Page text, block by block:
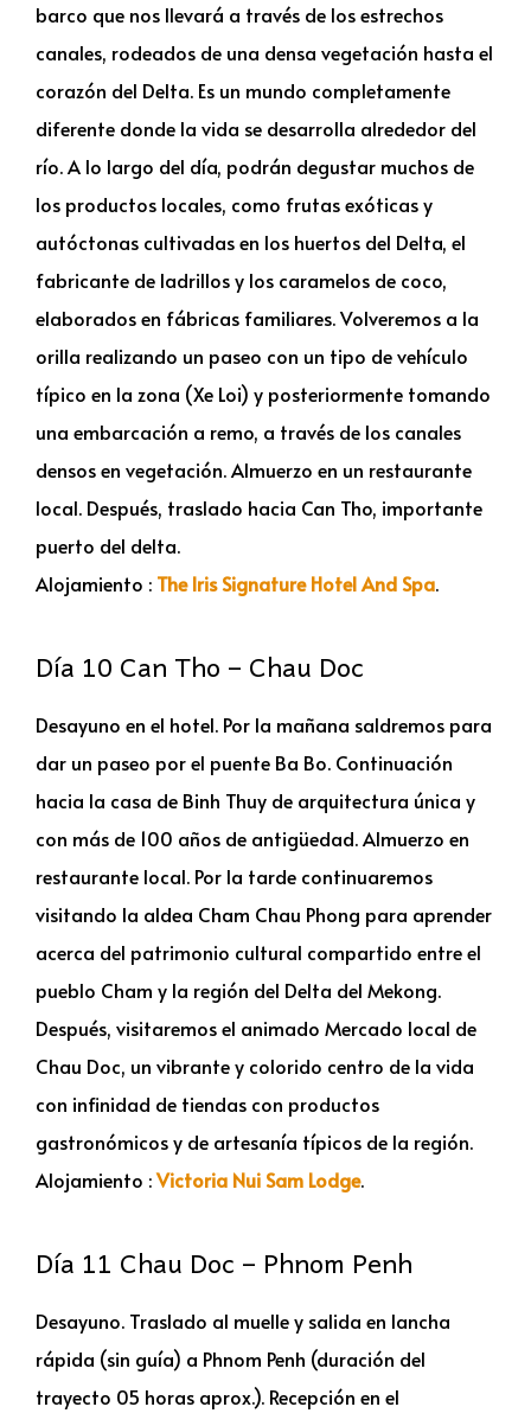
barco que nos llevará a través de los estrechos
canales, rodeados de una densa vegetación hasta el
corazón del Delta. Es un mundo completamente
diferente donde la vida se desarrolla alrededor del
río. A lo largo del día, podrán degustar muchos de
los productos locales, como frutas exóticas y
autóctonas cultivadas en los huertos del Delta, el
fabricante de ladrillos y los caramelos de coco,
elaborados en fábricas familiares. Volveremos a la
orilla realizando un paseo con un tipo de vehículo
típico en la zona (Xe Loi) y posteriormente tomando
una embarcación a remo, a través de los canales
densos en vegetación. Almuerzo en un restaurante
local. Después, traslado hacia Can Tho, importante
puerto del delta.
Alojamiento : The Iris Signature Hotel And Spa.
Día 10 Can Tho – Chau Doc
Desayuno en el hotel. Por la mañana saldremos para
dar un paseo por el puente Ba Bo. Continuación
hacia la casa de Binh Thuy de arquitectura única y
con más de 100 años de antigüedad. Almuerzo en
restaurante local. Por la tarde continuaremos
visitando la aldea Cham Chau Phong para aprender
acerca del patrimonio cultural compartido entre el
pueblo Cham y la región del Delta del Mekong.
Después, visitaremos el animado Mercado local de
Chau Doc, un vibrante y colorido centro de la vida
con infinidad de tiendas con productos
gastronómicos y de artesanía típicos de la región.
Alojamiento :Victoria Nui Sam Lodge.
Día 11 Chau Doc – Phnom Penh
Desayuno. Traslado al muelle y salida en lancha
rápida (sin guía) a Phnom Penh (duración del
trayecto 05 horas aprox.). Recepción en el